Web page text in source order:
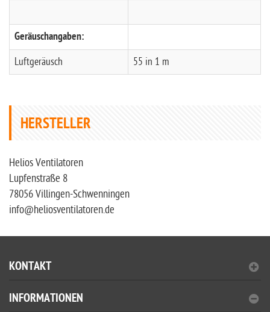
Geräuschangaben:
Luftgeräusch 55 in 1 m
HERSTELLER
Helios Ventilatoren
Lupfenstraße 8
78056 Villingen-Schwenningen
info@heliosventilatoren.de
KONTAKT
INFORMATIONEN